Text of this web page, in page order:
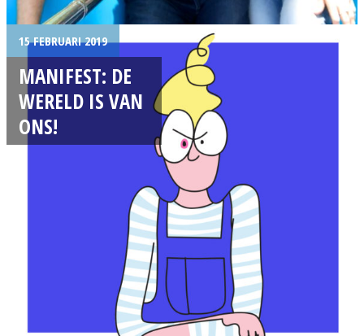
15 FEBRUARI 2019
MANIFEST: DE
WERELD IS VAN
ONS!